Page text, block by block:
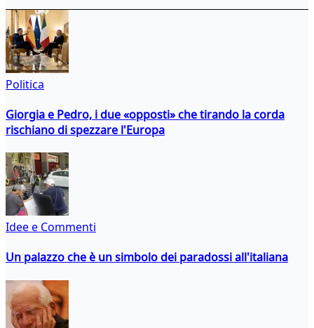
Politica
Giorgia e Pedro, i due «opposti» che tirando la corda
rischiano di spezzare l'Europa
Idee e Commenti
Un palazzo che è un simbolo dei paradossi all'italiana